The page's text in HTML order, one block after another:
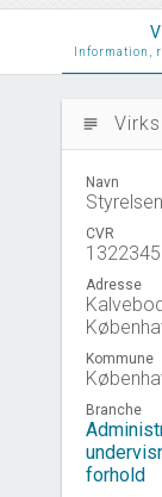
Information,
subject
Navn
CVR
Adresse
Kommune
Branche
forhold